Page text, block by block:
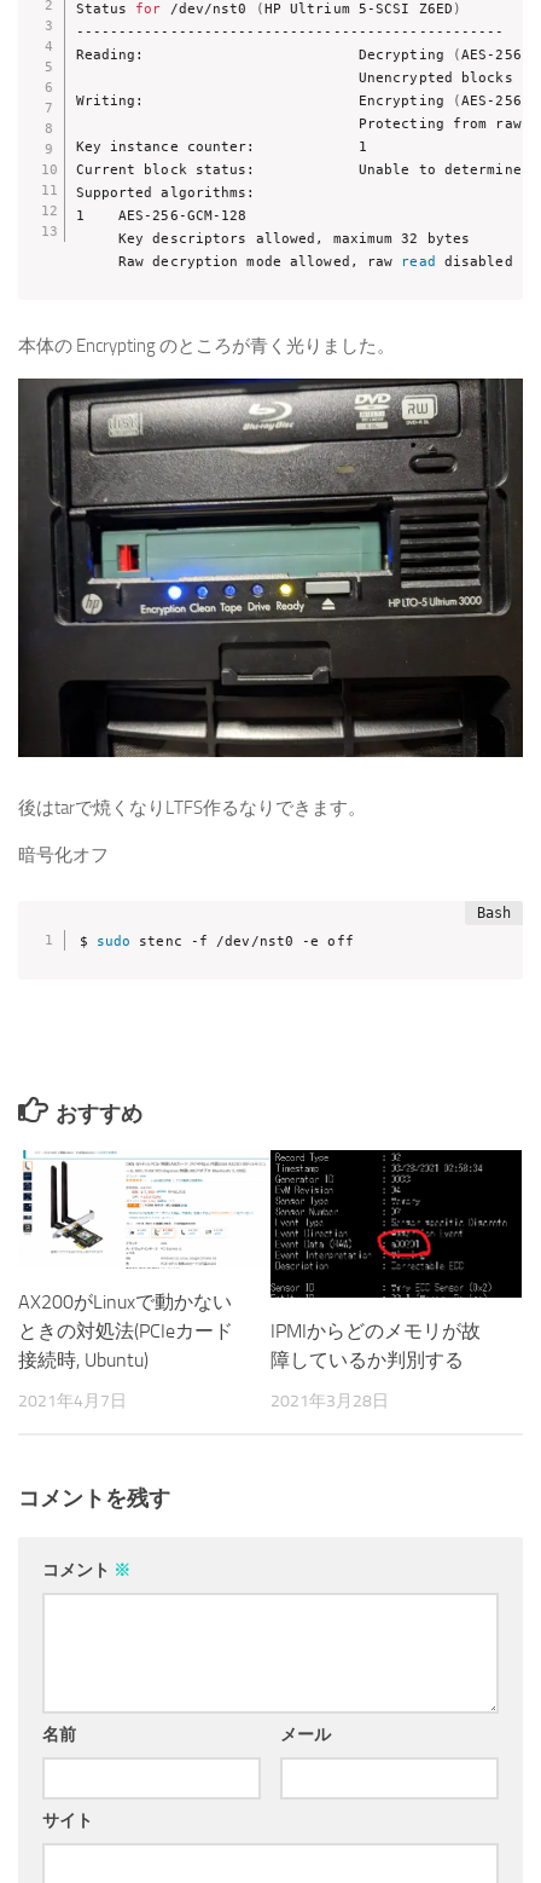
Status for /dev/nst0 (HP Ultrium 5-SCSI Z6ED )
--------------------------------------------------
Reading:                         Decrypting
(AES-256-
Unencrypted blocks
Writing:                         Encrypting
(AES-256-
                                 Protecting from raw
Key instance counter:            1
Current block status:            Unable to determine
Supported algorithms:
1    AES-256-GCM-128
     Key descriptors allowed, maximum 32 bytes
     Raw decryption mode allowed, raw
read disabled
本体の Encrypting のところが青く光りました。
後はtarで焼くなりLTFS作るなりできます。
暗号化オフ
$ sudo stenc -f /dev/nst0 -e off
おすすめ
AX200がLinuxで動かない
ときの対処法(PCIeカード
接続時, Ubuntu)
2021年4月7日
IPMIからどのメモリが故
障しているか判別する
2021年3月28日
コメントを残す
コメント ※
名前 メール
サイト